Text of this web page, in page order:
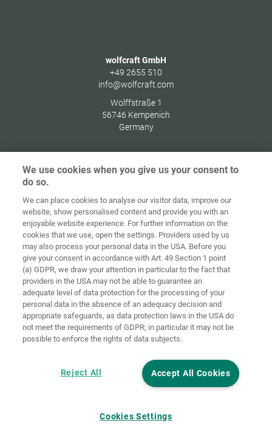
wolfcraft GmbH
+49 2655 510
info@wolfcraft.com
Wolffstraße 1
56746 Kempenich
Germany
сторінка Контакт Вихідні дані Захист даних
Загальні
комерційні
умови
Правила по
файлах
«cookie» Вхід
Accessibility
Statement
Налаштування файлів "cookie"
We use cookies when you give us your consent to
do so.
We can place cookies to analyse our visitor data, improve our
website, show personalised content and provide you with an
enjoyable website experience. For further information on the
cookies that we use, open the settings. Providers used by us
may also process your personal data in the USA. Before you
give your consent in accordance with Art. 49 Section 1 point
(a) GDPR, we draw your attention in particular to the fact that
providers in the USA may not be able to guarantee an
adequate level of data protection for the processing of your
personal data in the absence of an adequacy decision and
appropriate safeguards, as data protection laws in the USA do
not meet the requirements of GDPR; in particular it may not be
possible to enforce the rights of data subjects.
Accept All Cookies
Reject All
Cookies Settings